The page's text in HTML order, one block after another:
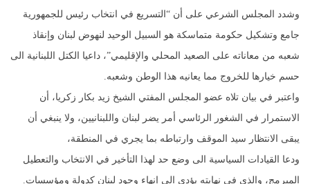
وشدد المجلس الشرعي على أن “التسريع في انتخاب رئيس للجمهورية
جامع وتشكيل حكومة متماسكة هو السبيل الوحيد لنهوض لبنان وإنقاذ
شعبه من معاناته على الصعيد المحلي والإقليمي”، داعيا الكتل اللبنانية الى
حسم خيارها للخروج مما يعانيه هذا الوطن وشعبه.
واعتبر في بيان تلاه عضو المجلس المفتي الشيخ زيد بكار زكريا، أن
الاستمرار في الشغور الرئاسي أمر يضر لبنان واللبنانيين، ولا ينبغي أن
يبقى الانتظار سيد الموقف وارتباطه بما يجري في المنطقة،
ودعا القيادات السياسية الى وضع حد لهذا التأخير في الانتخاب والتعطيل
المبرمج، والذي في نهايته يؤدي الى إنهاء وجود لبنان كدولة ومؤسسات.